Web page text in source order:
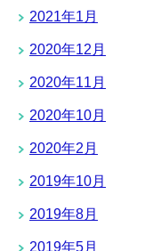
2021年1月
2020年12月
2020年11月
2020年10月
2020年2月
2019年10月
2019年8月
2019年5月